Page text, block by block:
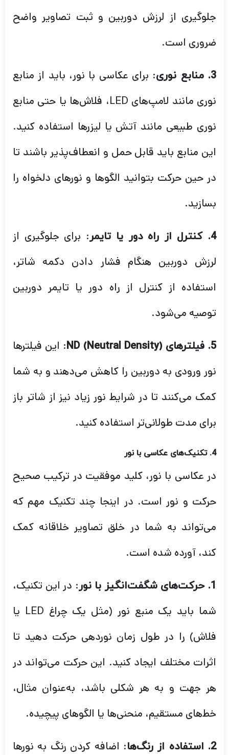
جلوگیری از لرزش دوربین و ثبت تصاویر واضح
ضروری است.
3. منابع نوری
: برای عکاسی با نور، باید از منابع
نوری مانند لامپ‌های LED، فلاش‌ها یا حتی منابع
نوری طبیعی مانند آتش یا لیزرها استفاده کنید.
این منابع باید قابل حمل و انعطاف‌پذیر باشند تا
در حین حرکت بتوانید الگوها و نورهای دلخواه را
بسازید.
4. کنترل از راه دور یا تایمر
: برای جلوگیری از
لرزش دوربین هنگام فشار دادن دکمه شاتر،
استفاده از کنترل از راه دور یا تایمر دوربین
توصیه می‌شود.
5. فیلترهای ND (Neutral Density)
: این فیلترها
نور ورودی به دوربین را کاهش می‌دهند و به شما
کمک می‌کنند تا در شرایط نور زیاد نیز از شاتر باز
برای مدت طولانی‌تر استفاده کنید.
4. تکنیک‌های عکاسی با نور
در عکاسی با نور، کلید موفقیت در ترکیب صحیح
حرکت و نور است. در اینجا چند تکنیک مهم که
می‌تواند به شما در خلق تصاویر خلاقانه کمک
کند، آورده شده است.
1. حرکت‌های شگفت‌انگیز با نور
: در این تکنیک،
شما باید یک منبع نور (مثل یک چراغ LED یا
فلاش) را در طول زمان نوردهی حرکت دهید تا
اثرات مختلف ایجاد کنید. این حرکت می‌تواند در
هر جهت و به هر شکلی باشد، به‌عنوان مثال،
خط‌های مستقیم، منحنی‌ها یا الگوهای پیچیده.
2. استفاده از رنگ‌ها
: اضافه کردن رنگ به نورها